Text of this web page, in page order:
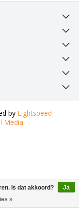
by Lightspeed
Media
Is dat akkoord?
Ja
»